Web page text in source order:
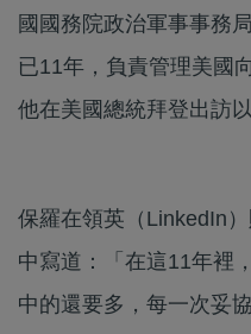
國國務院政治軍事事務
已11年，負責管理美國
他在美國總統拜登出訪
保羅在領英（LinkedIn
中寫道：「在這11年裡
中的還要多，每一次妥